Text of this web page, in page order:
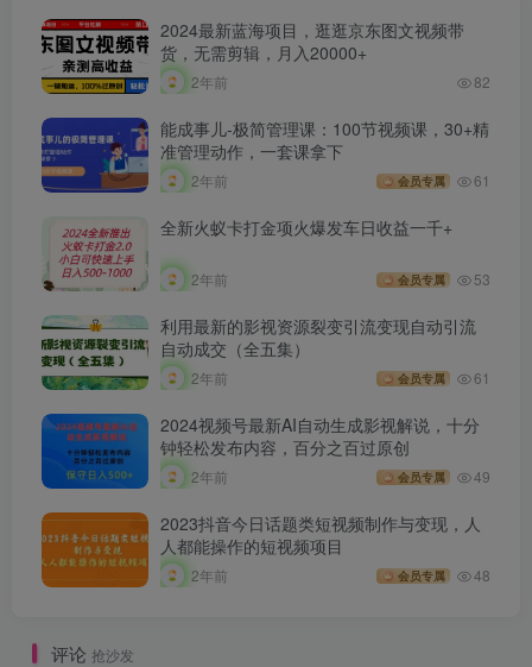
2024最新蓝海项目，逛逛京东图文视频带
货，无需剪辑，月入20000+
2年前 82
能成事儿-极简管理课：100节视频课，30+精
准管理动作，一套课拿下
2年前 会员专属 61
全新火蚁卡打金项火爆发车日收益一千+
2年前 会员专属 53
利用最新的影视资源裂变引流变现自动引流
自动成交（全五集）
2年前 会员专属 61
2024视频号最新AI自动生成影视解说，十分
钟轻松发布内容，百分之百过原创
2年前 会员专属 49
2023抖音今日话题类短视频制作与变现，人
人都能操作的短视频项目
2年前 会员专属 48
评论 抢沙发